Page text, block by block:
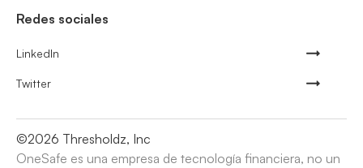
Redes sociales
LinkedIn
Twitter
©2026 Thresholdz, Inc
OneSafe es una empresa de tecnología financiera, no un